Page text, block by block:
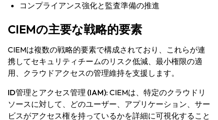
コンプライアンス強化と監査準備の推進
CIEMの主要な戦略的要素
CIEMは複数の戦略的要素で構成されており、これらが連
携してセキュリティチームのリスク低減、最小権限の適
用、クラウドアクセスの管理維持を支援します。
ID管理とアクセス管理 (IAM): CIEMは、特定のクラウドリ
ソースに対して、どのユーザー、アプリケーション、サー
ビスがアクセス権を持っているかを詳細に可視化すること